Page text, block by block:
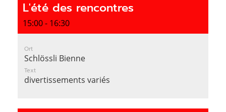
L'été des rencontres
15:00 - 16:30
Ort
Schlössli Bienne
Text
divertissements variés